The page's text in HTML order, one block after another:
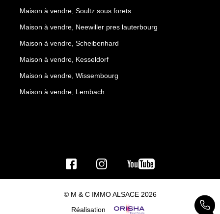
Maison à vendre, Soultz sous forets
Maison à vendre, Neewiller pres lauterbourg
Maison à vendre, Scheibenhard
Maison à vendre, Kesseldorf
Maison à vendre, Wissembourg
Maison à vendre, Lembach
© M & C IMMO ALSACE 2026
Réalisation